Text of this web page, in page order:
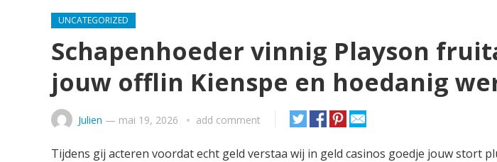
UNCATEGORIZED
Schapenhoeder vinnig Playson
jouw offlin Kienspe en hoedanig
Julien — mai 19, 2026 add comment
Tijdens gij acteren voordat echt geld verstaa wij in geld casinos goedje jouw stort